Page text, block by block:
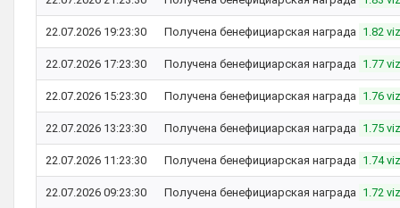
22.07.2026 19:23:30 Получена бенефициарская награда 1.82 viz
22.07.2026 17:23:30 Получена бенефициарская награда 1.77 viz
22.07.2026 15:23:30 Получена бенефициарская награда 1.76 viz
22.07.2026 13:23:30 Получена бенефициарская награда 1.75 viz
22.07.2026 11:23:30 Получена бенефициарская награда 1.74 viz
22.07.2026 09:23:30 Получена бенефициарская награда 1.72 viz